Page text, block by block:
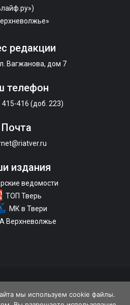
редакции
Вагжанова, дом 7
телефон
415-416 (доб. 223)
Почта
издания
ведомости
ТОП Тверь
МК в Твери
Верхневолжье
мы используем cookie файлы.